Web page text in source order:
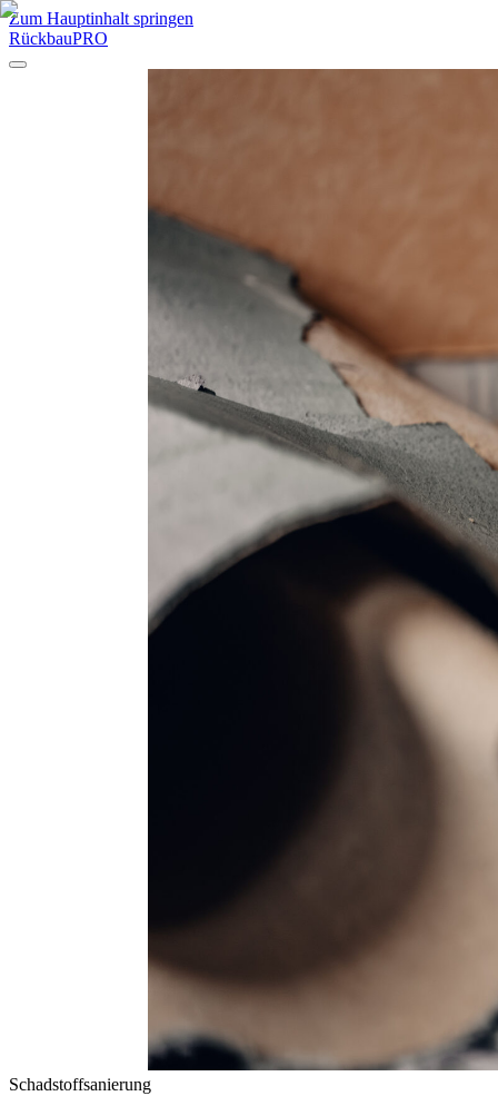
Zum Hauptinhalt springen
RückbauPRO
Schadstoffsanierung